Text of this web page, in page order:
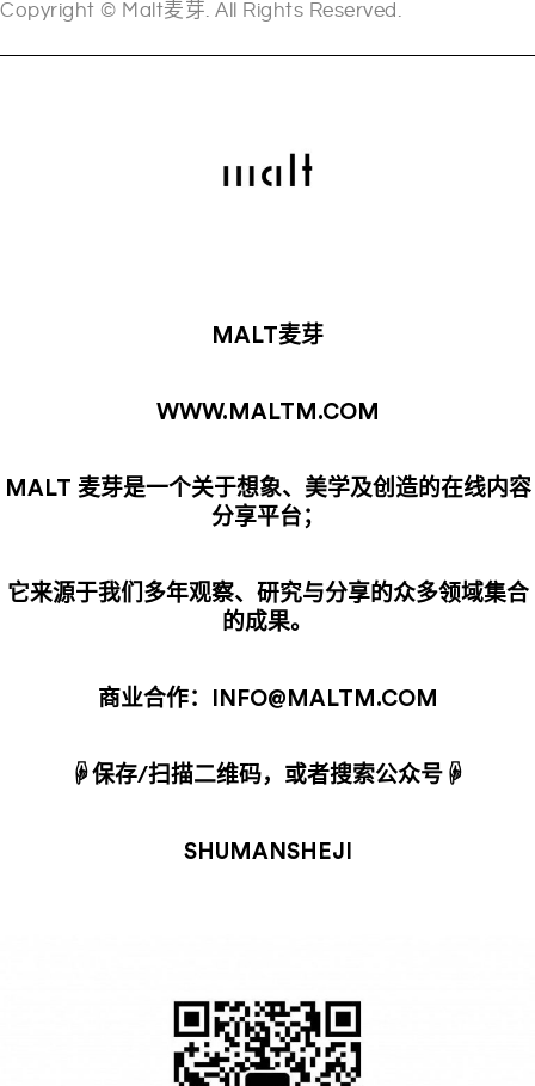
Copyright © Malt麦芽. All Rights Reserved.
MALT麦芽
WWW.MALTM.COM
MALT 麦芽是一个关于想象、美学及创造的在线内容
分享平台；
它来源于我们多年观察、研究与分享的众多领域集合
的成果。
商业合作：INFO@MALTM.COM
☟保存/扫描二维码，或者搜索公众号☟
SHUMANSHEJI